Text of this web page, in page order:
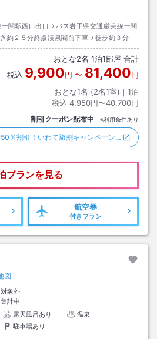
一関駅西口出口→バス岩手県交通厳美線一関
約２５分終点渓泉閣前下車→徒歩約３分
おとな2名 1泊1部屋 合計
税込 9,900円 〜 81,400円
おとな1名 (2名1室)｜ 1泊
税込 4,950円〜40,700円
割引クーポン配布中 ※利用条件あり
％割引！いわて旅割キャンペーン…
プランを見る
航空券
付きプラン
図
対象外
集計中
露天風呂あり
温泉
駐車場あり